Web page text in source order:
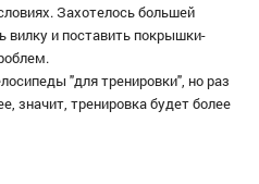
Захотелось большей
вилку и поставить покрышки-
"для тренировки", но раз
значит, тренировка будет более